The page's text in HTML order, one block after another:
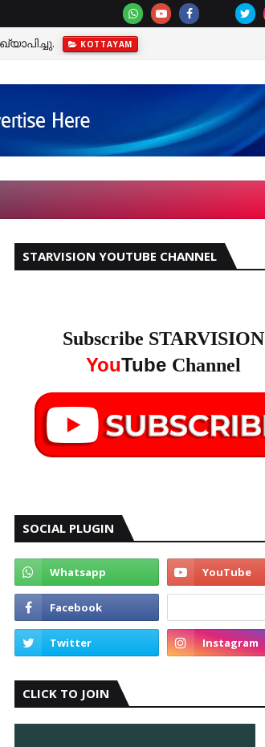
KOTTAYAM
STARVISION YOUTUBE CHANNEL
Subscribe STARVISION
YouTube Channel
SOCIAL PLUGIN
CLICK TO JOIN